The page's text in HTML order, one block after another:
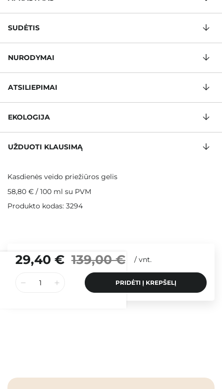
29,40 € 139,00 € / vnt.
PRIDĖTI Į KREPŠELĮ
SUDĖTIS
NURODYMAI
ATSILIEPIMAI
EKOLOGIJA
UŽDUOTI KLAUSIMĄ
Kasdienės veido priežiūros gelis
58,80 € / 100 ml su PVM
Produkto kodas: 3294